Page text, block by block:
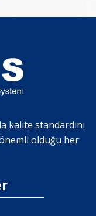
kalite standardını
olduğu her